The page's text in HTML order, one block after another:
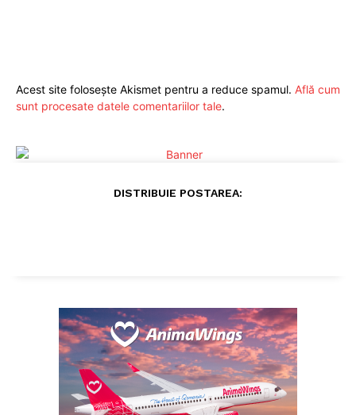
Acest site folosește Akismet pentru a reduce spamul. Află cum
sunt procesate datele comentariilor tale.
DISTRIBUIE POSTAREA: